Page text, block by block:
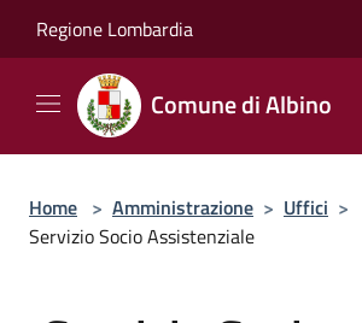
Regione Lombardia
Comune di Albino
Home > Amministrazione > Uffici >
Servizio Socio Assistenziale